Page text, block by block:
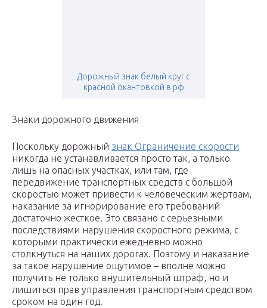
Дорожный знак белый круг с
красной окантовкой в рф
Знаки дорожного движения
Поскольку дорожный знак Ограничение скорости
никогда не устанавливается просто так, а только
лишь на опасных участках, или там, где
передвижение транспортных средств с большой
скоростью может привести к человеческим жертвам,
наказание за игнорирование его требований
достаточно жесткое. Это связано с серьезными
последствиями нарушения скоростного режима, с
которыми практически ежедневно можно
столкнуться на наших дорогах. Поэтому и наказание
за такое нарушение ощутимое – вполне можно
получить не только внушительный штраф, но и
лишиться прав управления транспортным средством
сроком на один год.